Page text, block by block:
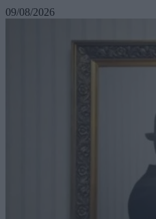
09/08/2026